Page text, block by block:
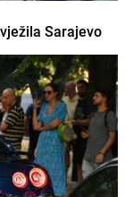
Sarajevo